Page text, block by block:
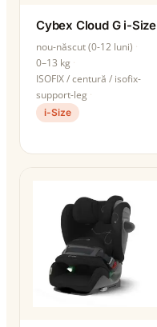
Cybex Cloud G i-Size
nou-născut (0-12 luni)
0–13 kg
ISOFIX / centură / isofix-
support-leg
i-Size